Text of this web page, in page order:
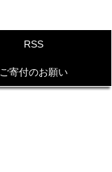
RSS
ご寄付のお願い